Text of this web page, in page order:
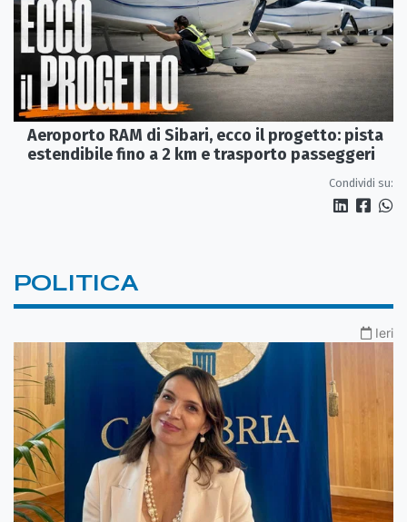
Aeroporto RAM di Sibari, ecco il progetto: pista
estendibile fino a 2 km e trasporto passeggeri
Condividi su:
POLITICA
Ieri